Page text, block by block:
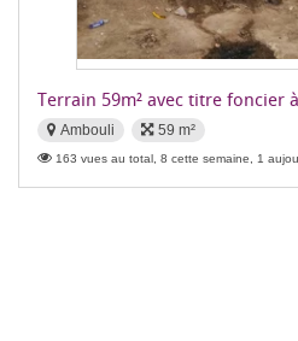
Terrain 59m² avec titre foncier
Ambouli 59 m²
163 vues au total, 8 cette semaine, 1